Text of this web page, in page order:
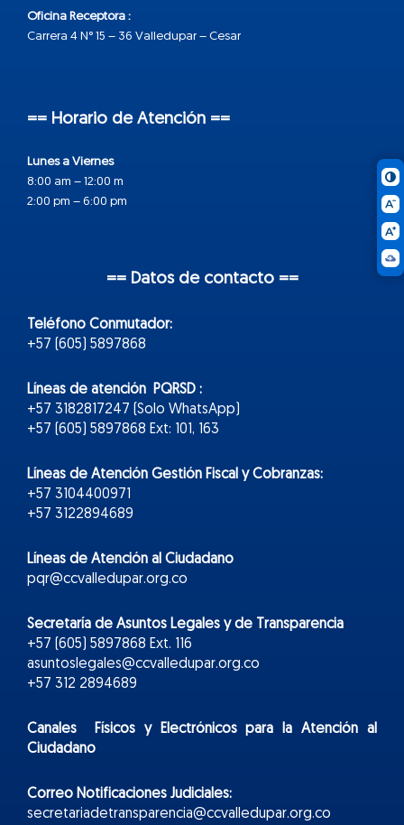
Oficina Receptora :
Carrera 4 N° 15 – 36 Valledupar – Cesar
== Horario de Atención ==
Lunes a Viernes
8:00 am – 12:00 m
2:00 pm – 6:00 pm
== Datos de contacto ==
Teléfono Conmutador:
+57 (605) 5897868
Líneas de atención PQRSD :
+57 3182817247 (Solo WhatsApp)
+57 (605) 5897868 Ext: 101, 163
Líneas de Atención Gestión Fiscal y Cobranzas:
+57 3104400971
+57 3122894689
Líneas de Atención al Ciudadano
pqr@ccvalledupar.org.co
Secretaría de Asuntos Legales y de Transparencia
+57 (605) 5897868 Ext. 116
asuntoslegales@ccvalledupar.org.co
+57 312 2894689
Canales Físicos yElectrónicospara la Atención al
Ciudadano
Correo Notificaciones Judiciales:
secretariadetransparencia@ccvalledupar.org.co